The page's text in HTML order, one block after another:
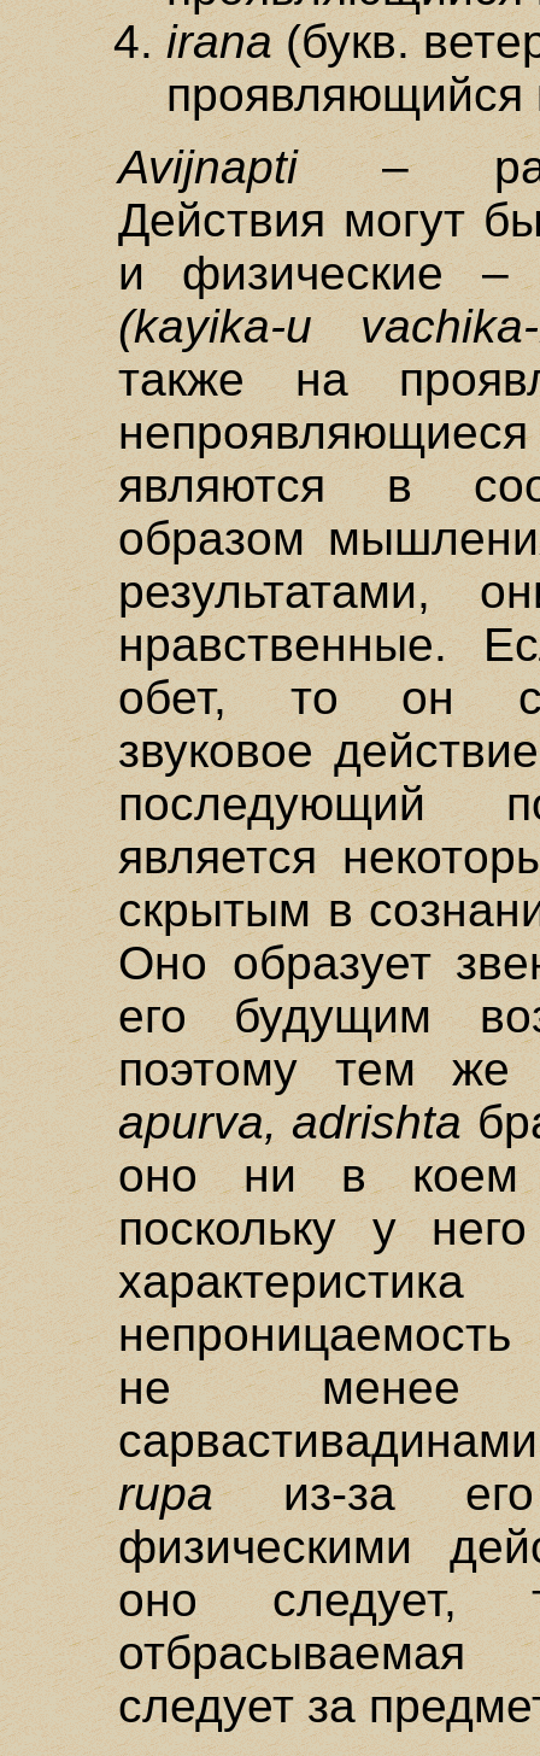
irana(букв.
проявляющийся
Avijnapti–
Действия могут
и физические –
(kayika-u
также на
являются в
образом
результатами,
нравственные.
обет, то он
звуковое
последующий
является
скрытым в
Оно образует
его будущим
поэтому тем
apurva, adrishta
оно ни в коем
поскольку у
непроницаемость
не менее
rupaиз-за его
физическими
оно
следует за